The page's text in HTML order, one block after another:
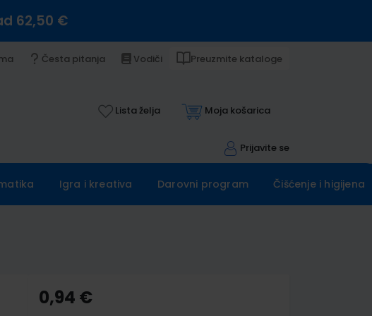
62,50 €
Česta pitanja Vodiči Preuzmite kataloge
Lista želja Moja košarica
Prijavite se
Igra i kreativa Darovni program Čišćenje i higijena
0,94 €